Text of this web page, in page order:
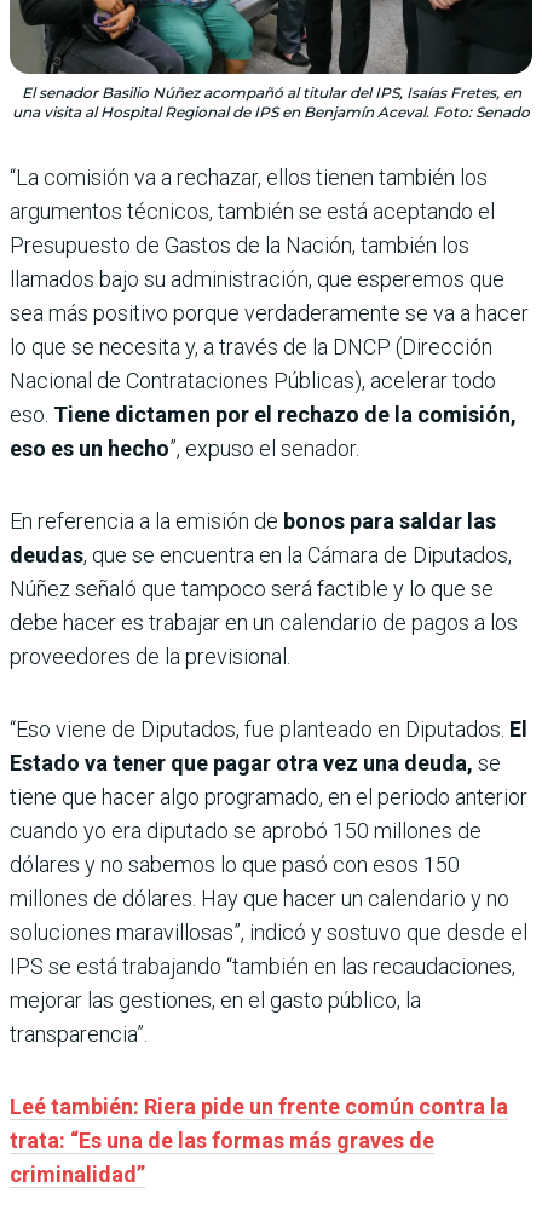
El senador Basilio Núñez acompañó al titular del IPS, Isaías Fretes, en
una visita al Hospital Regional de IPS en Benjamín Aceval. Foto: Senado
“La comisión va a rechazar, ellos tienen también los
argumentos técnicos, también se está aceptando el
Presupuesto de Gastos de la Nación, también los
llamados bajo su administración, que esperemos que
sea más positivo porque verdaderamente se va a hacer
lo que se necesita y, a través de la DNCP (Dirección
Nacional de Contrataciones Públicas), acelerar todo
eso. Tiene dictamen por el rechazo de la comisión,
eso es un hecho”, expuso el senador.
En referencia a la emisión de bonos para saldar las
deudas, que se encuentra en la Cámara de Diputados,
Núñez señaló que tampoco será factible y lo que se
debe hacer es trabajar en un calendario de pagos a los
proveedores de la previsional.
“Eso viene de Diputados, fue planteado en Diputados. El
Estado va tener que pagar otra vez una deuda, se
tiene que hacer algo programado, en el periodo anterior
cuando yo era diputado se aprobó 150 millones de
dólares y no sabemos lo que pasó con esos 150
millones de dólares. Hay que hacer un calendario y no
soluciones maravillosas”, indicó y sostuvo que desde el
IPS se está trabajando “también en las recaudaciones,
mejorar las gestiones, en el gasto público, la
transparencia”.
Leé también: Riera pide un frente común contra la
trata: “Es una de las formas más graves de
criminalidad”